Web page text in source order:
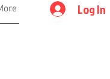
Log In